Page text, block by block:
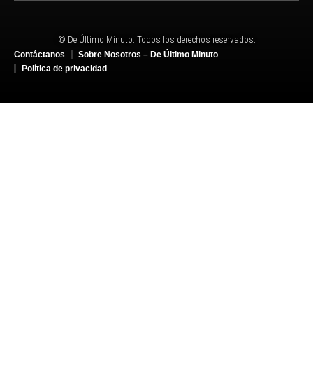
© De Último Minuto. Todos los derechos reservados.
Contáctanos
Sobre Nosotros – De Último Minuto
Política de privacidad